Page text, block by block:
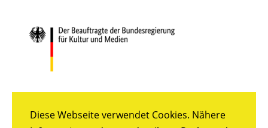
Diese Webseite verwendet Cookies. Nähere